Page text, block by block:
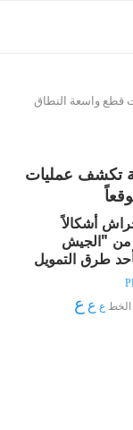
قطع واسعة النطاق
تكشف عمليات
أشكالاً
من "الجيش
طرق التمويل
ع ع ع